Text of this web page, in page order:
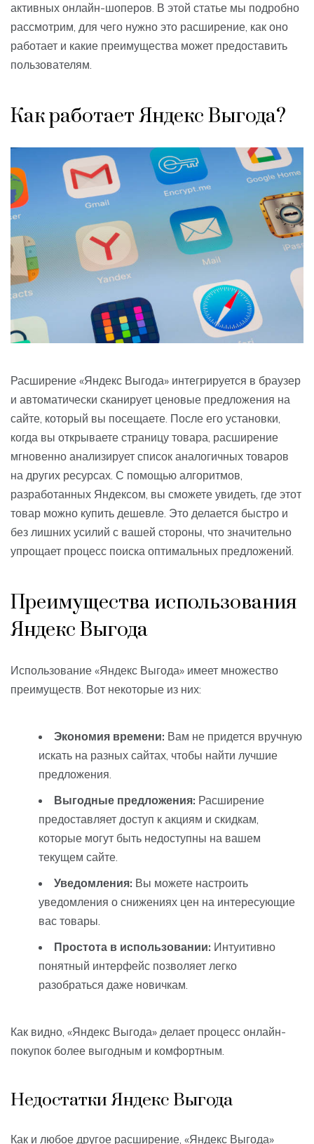
активных онлайн-шоперов. В этой статье мы подробно
рассмотрим, для чего нужно это расширение, как оно
работает и какие преимущества может предоставить
пользователям.
Как работает Яндекс Выгода?
Расширение «Яндекс Выгода» интегрируется в браузер
и автоматически сканирует ценовые предложения на
сайте, который вы посещаете. После его установки,
когда вы открываете страницу товара, расширение
мгновенно анализирует список аналогичных товаров
на других ресурсах. С помощью алгоритмов,
разработанных Яндексом, вы сможете увидеть, где этот
товар можно купить дешевле. Это делается быстро и
без лишних усилий с вашей стороны, что значительно
упрощает процесс поиска оптимальных предложений.
Преимущества использования
Яндекс Выгода
Использование «Яндекс Выгода» имеет множество
преимуществ. Вот некоторые из них:
Экономия времени: Вам не придется вручную
искать на разных сайтах, чтобы найти лучшие
предложения.
Выгодные предложения: Расширение
предоставляет доступ к акциям и скидкам,
которые могут быть недоступны на вашем
текущем сайте.
Уведомления: Вы можете настроить
уведомления о снижениях цен на интересующие
вас товары.
Простота в использовании: Интуитивно
понятный интерфейс позволяет легко
разобраться даже новичкам.
Как видно, «Яндекс Выгода» делает процесс онлайн-
покупок более выгодным и комфортным.
Недостатки Яндекс Выгода
Как и любое другое расширение, «Яндекс Выгода»